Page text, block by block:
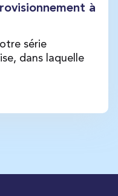
à
série
dans laquelle